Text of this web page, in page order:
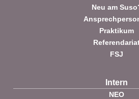
Neu am
Praktikum
FSJ
Intern
NEO